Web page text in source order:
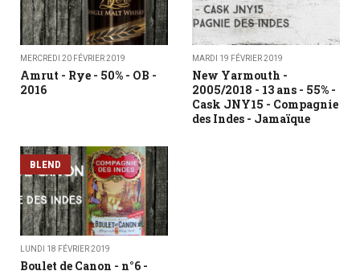
MERCREDI 20 FÉVRIER 2019
Amrut - Rye - 50% - OB -
2016
MARDI 19 FÉVRIER 2019
New Yarmouth -
2005/2018 - 13 ans - 55% -
Cask JNY15 - Compagnie
des Indes - Jamaïque
BLEND
LUNDI 18 FÉVRIER 2019
Boulet de Canon - n°6 -